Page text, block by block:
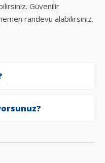
Güvenilir
randevu alabilirsiniz.